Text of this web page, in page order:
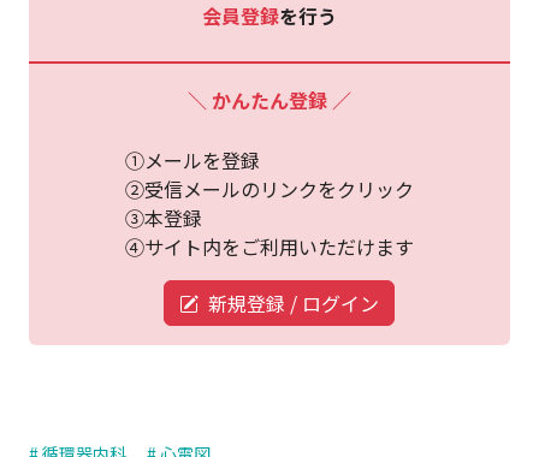
会員登録を行う
＼ かんたん登録 ／
①メールを登録
②受信メールのリンクをクリック
③本登録
④サイト内をご利用いただけます
新規登録 / ログイン